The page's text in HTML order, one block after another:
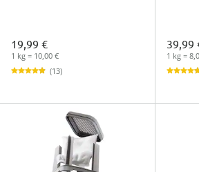
19,99 €
1 kg = 10,00 €
(13)
39,99
1 kg =